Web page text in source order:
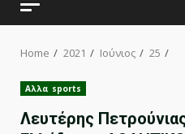
Home 2021 Ιούνιος 25
Αλλα sports
Λευτέρης